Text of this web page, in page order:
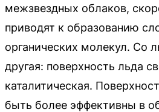
межзвездных облаков,
приводят к образованию
органических молекул. Со
другая: поверхность льда
каталитическая.
быть более эффективны в